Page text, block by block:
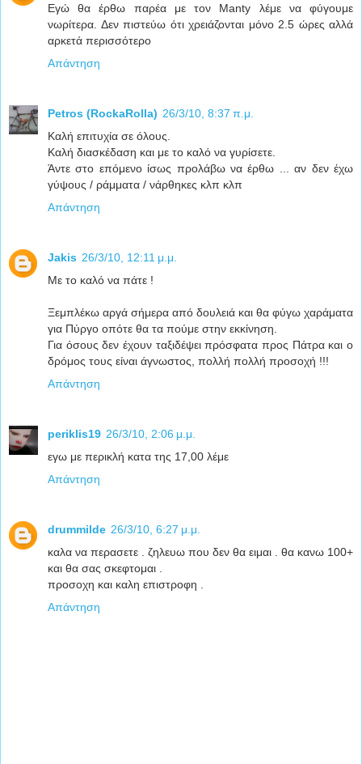
Εγώ θα έρθω παρέα με τον Manty λέμε να φύγουμε
νωρίτερα. Δεν πιστεύω ότι χρειάζονται μόνο 2.5 ώρες αλλά
αρκετά περισσότερο
Απάντηση
Petros (RockaRolla) 26/3/10, 8:37 π.μ.
Καλή επιτυχία σε όλους.
Καλή διασκέδαση και με το καλό να γυρίσετε.
Άντε στο επόμενο ίσως προλάβω να έρθω ... αν δεν έχω
γύψους / ράμματα / νάρθηκες κλπ κλπ
Απάντηση
Jakis 26/3/10, 12:11 μ.μ.
Με το καλό να πάτε !
Ξεμπλέκω αργά σήμερα από δουλειά και θα φύγω χαράματα
για Πύργο οπότε θα τα πούμε στην εκκίνηση.
Για όσους δεν έχουν ταξιδέψει πρόσφατα προς Πάτρα και ο
δρόμος τους είναι άγνωστος, πολλή πολλή προσοχή !!!
Απάντηση
periklis19 26/3/10, 2:06 μ.μ.
εγω με περικλή κατα της 17,00 λέμε
Απάντηση
drummilde 26/3/10, 6:27 μ.μ.
καλα να περασετε . ζηλευω που δεν θα ειμαι . θα κανω 100+
και θα σας σκεφτομαι .
προσοχη και καλη επιστροφη .
Απάντηση